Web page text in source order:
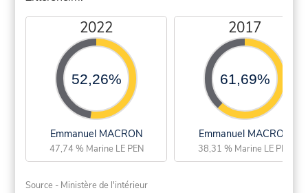
2022
52,26%
Emmanuel MACRON
47,74 % Marine LE PEN
2017
61,69%
Emmanuel MACRON
38,31 % Marine LE PEN
Source - Ministère de l'intérieur